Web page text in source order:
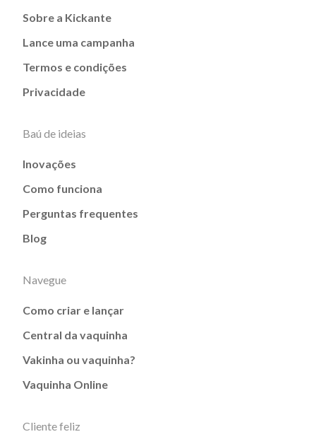
Sobre a Kickante
Lance uma campanha
Termos e condições
Privacidade
Baú de ideias
Inovações
Como funciona
Perguntas frequentes
Blog
Navegue
Como criar e lançar
Central da vaquinha
Vakinha ou vaquinha?
Vaquinha Online
Cliente feliz